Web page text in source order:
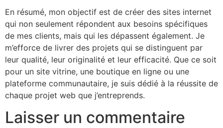
En résumé, mon objectif est de créer des sites internet
qui non seulement répondent aux besoins spécifiques
de mes clients, mais qui les dépassent également. Je
m’efforce de livrer des projets qui se distinguent par
leur qualité, leur originalité et leur efficacité. Que ce soit
pour un site vitrine, une boutique en ligne ou une
plateforme communautaire, je suis dédié à la réussite de
chaque projet web que j’entreprends.
Laisser un commentaire